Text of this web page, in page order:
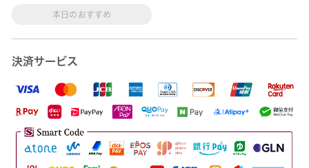
本日のおすすめ
決済サービス